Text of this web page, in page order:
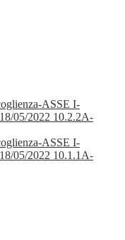
ASSE I-
05/2022 10.2.2A-
ASSE I-
05/2022 10.1.1A-